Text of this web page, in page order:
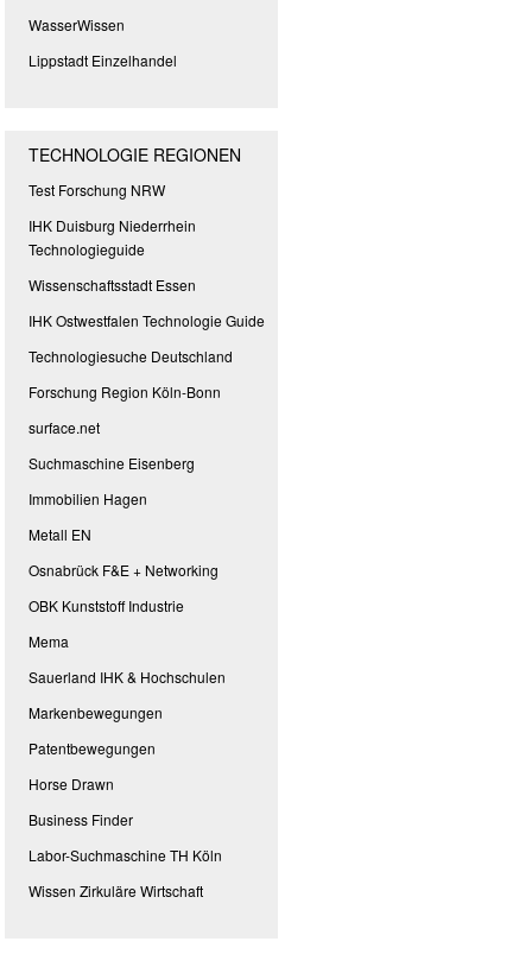
WasserWissen
Lippstadt Einzelhandel
TECHNOLOGIE REGIONEN
Test Forschung NRW
IHK Duisburg Niederrhein
Technologieguide
Wissenschaftsstadt Essen
IHK Ostwestfalen Technologie Guide
Technologiesuche Deutschland
Forschung Region Köln-Bonn
surface.net
Suchmaschine Eisenberg
Immobilien Hagen
Metall EN
Osnabrück F&E + Networking
OBK Kunststoff Industrie
Mema
Sauerland IHK & Hochschulen
Markenbewegungen
Patentbewegungen
Horse Drawn
Business Finder
Labor-Suchmaschine TH Köln
Wissen Zirkuläre Wirtschaft